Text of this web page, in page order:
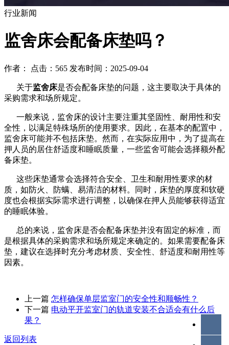
行业新闻
​监舍床会配备床垫吗？
作者： 点击：565 发布时间：2025-09-04
关于监舍床是否会配备床垫的问题，这主要取决于具体的
采购需求和场所规定。
一般来说，监舍床的设计主要注重其坚固性、耐用性和安
全性，以满足特殊场所的使用要求。因此，在基本的配置中，
监舍床可能并不包括床垫。然而，在实际应用中，为了提高在
押人员的居住舒适度和睡眠质量，一些监舍可能会选择额外配
备床垫。
这些床垫通常会选择符合安全、卫生和耐用性要求的材
质，如防火、防螨、易清洁的材料。同时，床垫的厚度和软硬
度也会根据实际需求进行调整，以确保在押人员能够获得适宜
的睡眠体验。
总的来说，监舍床是否会配备床垫并没有固定的标准，而
是根据具体的采购需求和场所规定来确定的。如果需要配备床
垫，建议在选择时充分考虑材质、安全性、舒适度和耐用性等
因素。
上一篇 怎样确保单层监室门的安全性和顺畅性？
下一篇 ​电动平开监室门的轨道安装不合适会有什么后
果？
返回列表